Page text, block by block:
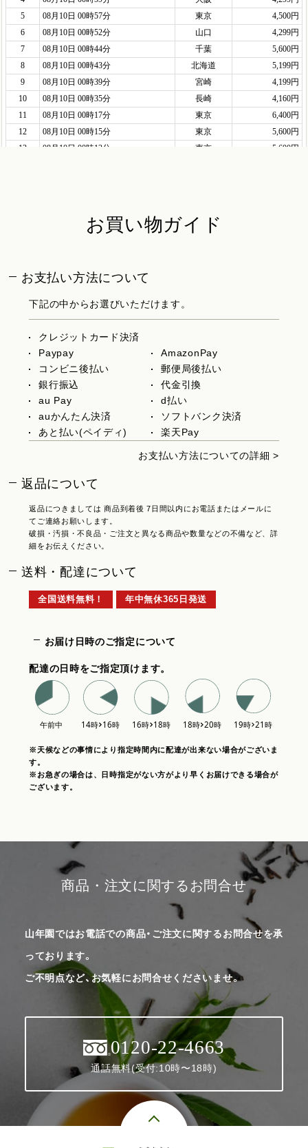
お買い物ガイド
お支払い方法について
下記の中からお選びいただけます。
クレジットカード決済
Paypay
AmazonPay
コンビニ後払い
郵便局後払い
銀行振込
代金引換
au Pay
d払い
auかんたん決済
ソフトバンク決済
あと払い(ペイディ)
楽天Pay
お支払い方法についての詳細 >
返品について
返品につきましては 商品到着後 7日間以内にお電話またはメールに
てご連絡お願いします。
破損・汚損・不良品・ご注文と異なる商品や数量などの不備など、詳
細をお伝えください。
送料・配達について
全国送料無料！ 年中無休365日発送
お届け日時のご指定について
配達の日時をご指定頂けます。
※天候などの事情により指定時間内に配達が出来ない場合がございま
す。
※お急ぎの場合は、日時指定がない方がより早くお届けできる場合が
ございます。
商品・注文に関するお問合せ
山年園ではお電話での商品・ご注文に関するお問合せを承
っております。
ご不明点など、お気軽にお問合せくださいませ。
0120-22-4663
通話無料(受付:10時〜18時)